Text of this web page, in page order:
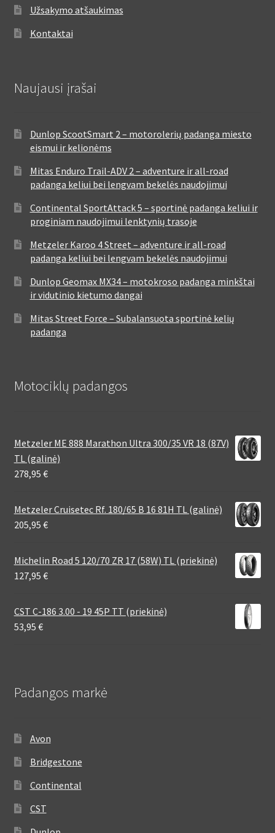
Užsakymo atšaukimas
Kontaktai
Naujausi įrašai
Dunlop ScootSmart 2 – motorolerių padanga miesto
eismui ir kelionėms
Mitas Enduro Trail-ADV 2 – adventure ir all-road
padanga keliui bei lengvam bekelės naudojimui
Continental SportAttack 5 – sportinė padanga keliui ir
proginiam naudojimui lenktynių trasoje
Metzeler Karoo 4 Street – adventure ir all-road
padanga keliui bei lengvam bekelės naudojimui
Dunlop Geomax MX34 – motokroso padanga minkštai
ir vidutinio kietumo dangai
Mitas Street Force – Subalansuota sportinė kelių
padanga
Motociklų padangos
Metzeler ME 888 Marathon Ultra 300/35 VR 18 (87V)
TL (galinė)
278,95 €
Metzeler Cruisetec Rf. 180/65 B 16 81H TL (galinė)
205,95 €
Michelin Road 5 120/70 ZR 17 (58W) TL (priekinė)
127,95 €
CST C-186 3.00 - 19 45P TT (priekinė)
53,95 €
Padangos markė
Avon
Bridgestone
Continental
CST